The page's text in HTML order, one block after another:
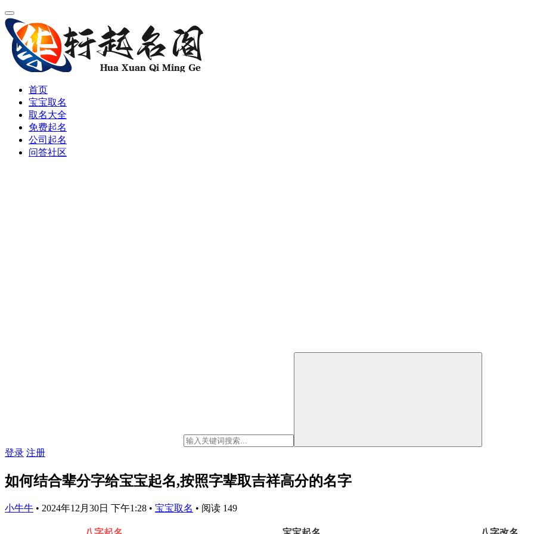
首页
宝宝取名
取名大全
免费起名
公司起名
问答社区
登录 注册
如何结合辈分字给宝宝起名,按照字辈取吉祥高分的名字
小牛牛 • 2024年12月30日 下午1:28 • 宝宝取名 • 阅读 149